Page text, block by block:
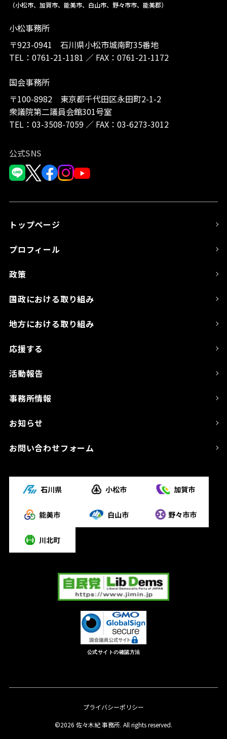
（小松市、加賀市、能美市、白山市、野々市市、能美郡）
小松事務所
〒923-0941 石川県小松市城南町35番地
TEL： 0761-21-1181 ／ FAX：0761-21-1172
国会事務所
〒100-8982 東京都千代田区永田町2-1-2
衆議院第二議員会館301号室
TEL： 03-3508-7059／ FAX：03-6273-3012
公式SNS
トップページ
プロフィール
政策
国政における取り組み
地方における取り組み
応援する
活動報告
事務所情報
お知らせ
お問い合わせフォーム
公式サイトの確認方法
プライバシーポリシー
©2026 佐々木紀 事務所. All rights reserved.